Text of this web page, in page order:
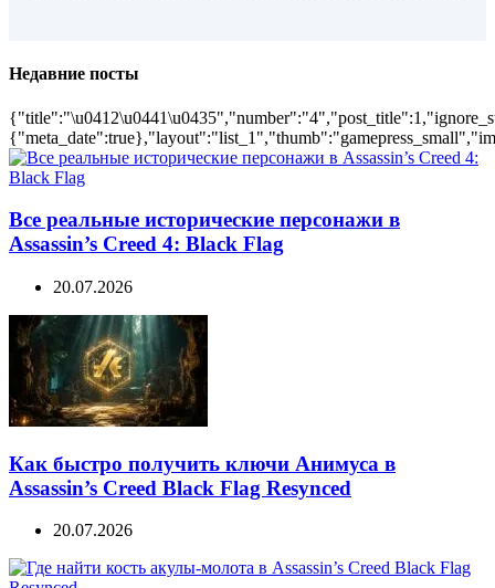
Недавние посты
Все реальные исторические персонажи в
Assassin’s Creed 4: Black Flag
20.07.2026
Как быстро получить ключи Анимуса в
Assassin’s Creed Black Flag Resynced
20.07.2026